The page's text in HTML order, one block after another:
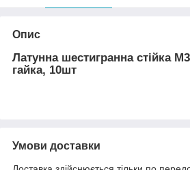
Опис
Латунна шестигранна стійка
гайка, 10шт
Умови доставки